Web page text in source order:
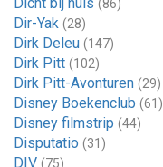
(86)
Dir-Yak (28)
Dirk Deleu (147)
Dirk Pitt (102)
Dirk Pitt-Avonturen (29)
Disney Boekenclub (61)
Disney filmstrip (44)
Disputatio (31)
DIV (75)